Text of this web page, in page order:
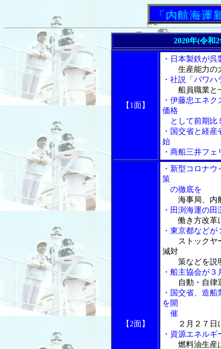
「内航海運新聞
2020年(令和
【1面】
・日本製鉄が
生産能力の
・社説「パワ
船員職業と
・伊藤忠エネ
価格
として前期比
・国交省と経
始
・商船三井フ
【2面】
・新型コロナ
策
の徹底を
海事局、内
・田渕海運の
働き方改革
・東京都など
ストックヤ
減対
策などを説
・船主協会が
自動・自律
・国交省、造
を開
催
２月２７
・資源エネル
燃料油生産